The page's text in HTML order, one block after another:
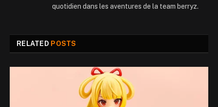
quotidien dans les aventures de la team berryz.
RELATED POSTS